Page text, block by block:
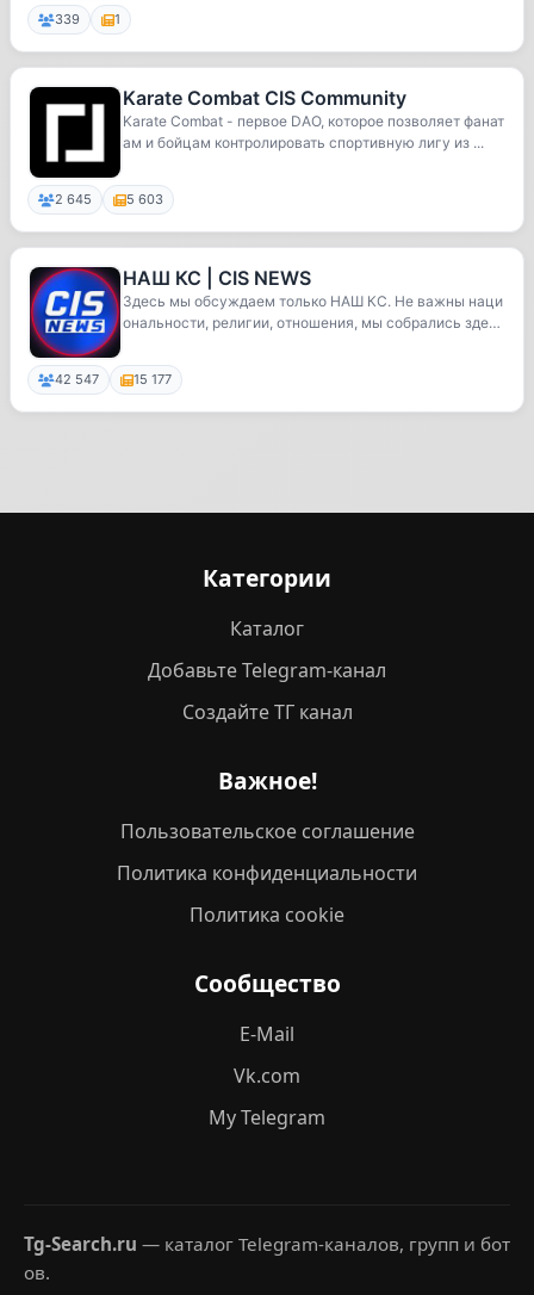
339 1
Karate Combat CIS Community
Karate Combat - первое DAO, которое позволяет фанат
ам и бойцам контролировать спортивную лигу из ...
2 645 5 603
НАШ КС | CIS NEWS
Здесь мы обсуждаем только НАШ КС. Не важны наци
ональности, религии, отношения, мы собрались здес
42 547 15 177
Категории
Каталог
Добавьте Telegram-канал
Создайте ТГ канал
Важное!
Пользовательское соглашение
Политика конфиденциальности
Политика cookie
Сообщество
E-Mail
Vk.com
My Telegram
Tg-Search.ru — каталог Telegram-каналов, групп и бот
ов.